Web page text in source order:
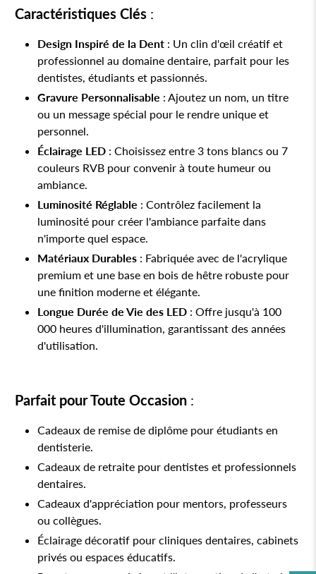
Caractéristiques Clés :
Design Inspiré de la Dent : Un clin d'œil créatif et
professionnel au domaine dentaire, parfait pour les
dentistes, étudiants et passionnés.
Gravure Personnalisable : Ajoutez un nom, un titre
ou un message spécial pour le rendre unique et
personnel.
Éclairage LED : Choisissez entre 3 tons blancs ou 7
couleurs RVB pour convenir à toute humeur ou
ambiance.
Luminosité Réglable : Contrôlez facilement la
luminosité pour créer l'ambiance parfaite dans
n'importe quel espace.
Matériaux Durables : Fabriquée avec de l'acrylique
premium et une base en bois de hêtre robuste pour
une finition moderne et élégante.
Longue Durée de Vie des LED : Offre jusqu'à 100
000 heures d'illumination, garantissant des années
d'utilisation.
Parfait pour Toute Occasion :
Cadeaux de remise de diplôme pour étudiants en
dentisterie.
Cadeaux de retraite pour dentistes et professionnels
dentaires.
Cadeaux d'appréciation pour mentors, professeurs
ou collègues.
Éclairage décoratif pour cliniques dentaires, cabinets
privés ou espaces éducatifs.